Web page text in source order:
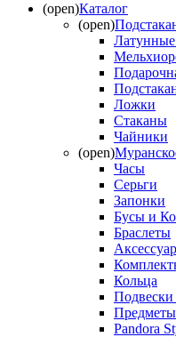
(open)Каталог
(open)
Латунные
Ложки
Стаканы
Чайники
(open)
Часы
Серьги
Запонки
Бусы и
Браслеты
Кольца
Предметы
Pandora